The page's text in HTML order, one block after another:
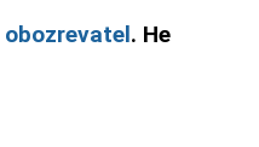
obozrevatel. Не